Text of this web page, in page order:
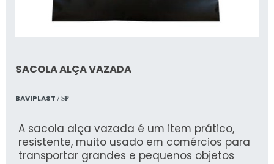
SACOLA ALÇA VAZADA
BAVIPLAST / SP
A sacola alça vazada é um item prático,
resistente, muito usado em comércios para
transportar grandes e pequenos objetos